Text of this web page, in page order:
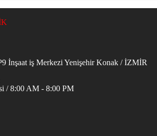
İnşaat iş Merkezi Yenişehir Konak / İZMİR
/ 8:00 AM - 8:00 PM